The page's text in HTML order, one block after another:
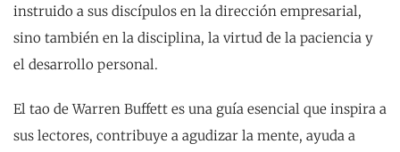
instruido a sus discípulos en la dirección empresarial,
sino también en la disciplina, la virtud de la paciencia y
el desarrollo personal.
El tao de Warren Buffett es una guía esencial que inspira a
sus lectores, contribuye a agudizar la mente, ayuda a